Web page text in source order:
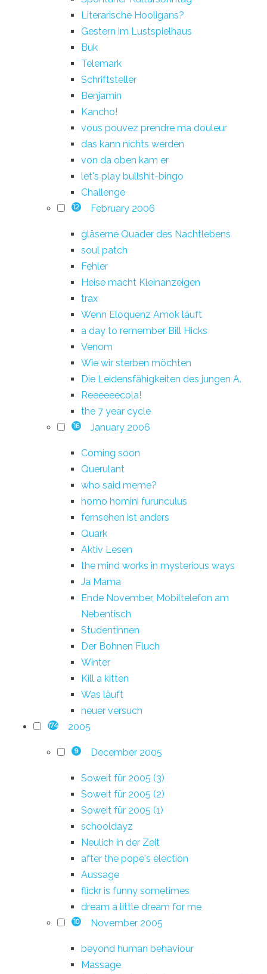
Literarische Hooligans?
Gestern im Lustspielhaus
Buk
Telemark
Schriftsteller
Benjamin
Kancho!
vous pouvez prendre ma douleur
das kann nichts werden
von da oben kam er
let's play bullshit-bingo
Challenge
12 February 2006
gläserne Quader des Nachtlebens
soul patch
Fehler
Heise macht Kleinanzeigen
trax
Wenn Eloquenz Amok läuft
a day to remember Bill Hicks
Venom
Wie wir sterben möchten
Die Leidensfähigkeiten des jungen A.
Reeeeeecola!
the 7 year cycle
16 January 2006
Coming soon
Querulant
who said meme?
homo homini furunculus
fernsehen ist anders
Quark
Aktiv Lesen
the mind works in mysterious ways
Ja Mama
Ende November, Mobiltelefon am
Nebentisch
Studentinnen
Der Bohnen Fluch
Winter
Kill a kitten
Was läuft
neuer versuch
174 2005
9 December 2005
Soweit für 2005 (3)
Soweit für 2005 (2)
Soweit für 2005 (1)
schooldayz
Neulich in der Zeit
after the pope's election
Aussage
flickr is funny sometimes
dream a little dream for me
10 November 2005
beyond human behaviour
Massage